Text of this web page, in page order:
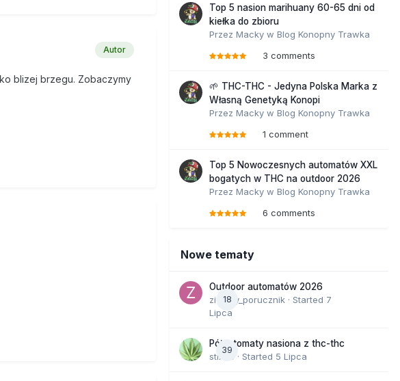
Autor
blizej brzegu. Zobaczymy
Top 5 nasion marihuany 60-65 dni od
kiełka do zbioru
Przez Macky w Blog Konopny Trawka
3 comments
🌱 THC-THC - Jedyna Polska Marka z
Własną Genetyką Konopi
Przez Macky w Blog Konopny Trawka
1 comment
Top 5 Nowoczesnych automatów XXL
bogatych w THC na outdoor 2026
Przez Macky w Blog Konopny Trawka
6 comments
Nowe tematy
18
Outdoor automatów 2026
zielony_porucznik · Started 7
Lipca
39
Półautomaty nasiona z thc-thc
stix33
· Started 5 Lipca